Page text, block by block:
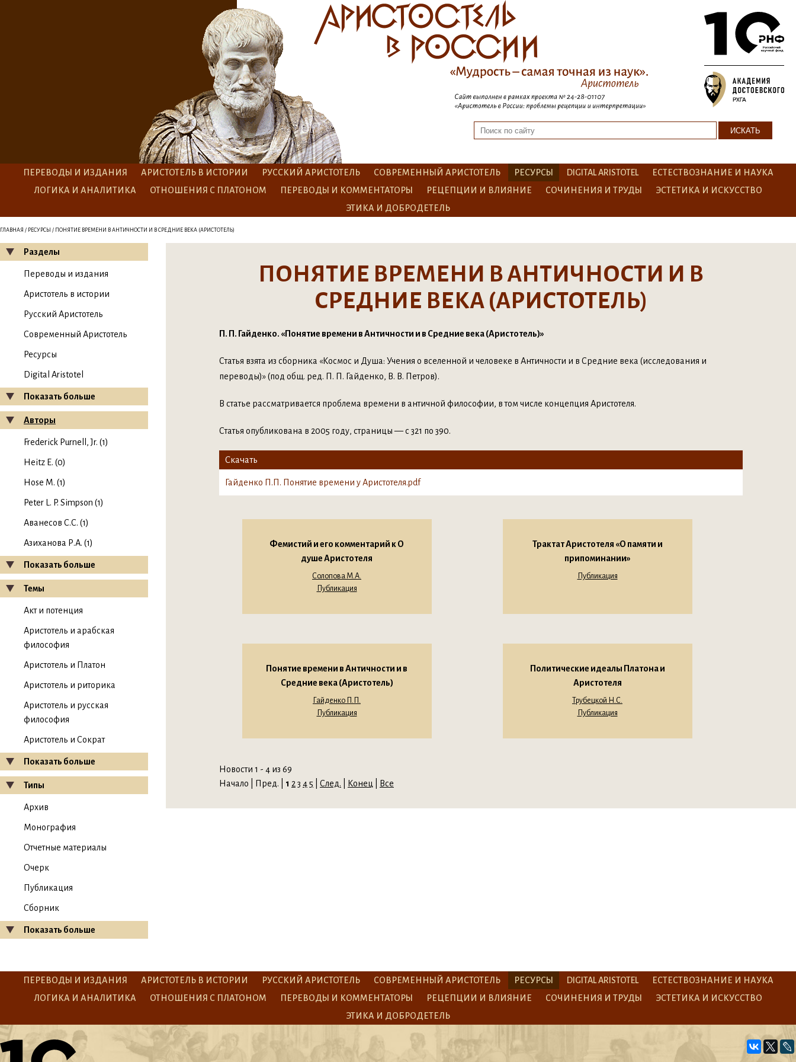
ПЕРЕВОДЫ И ИЗДАНИЯ АРИСТОТЕЛЬ В ИСТОРИИ РУССКИЙ АРИСТОТЕЛЬ СОВРЕМЕННЫЙ АРИСТОТЕЛЬ РЕСУРСЫ DIGITAL ARISTOTEL
ЕСТЕСТВОЗНАНИЕ И НАУКА
ЛОГИКА И АНАЛИТИКА
ОТНОШЕНИЯ С ПЛАТОНОМ ПЕРЕВОДЫ И КОММЕНТАТОРЫ РЕЦЕПЦИИ И ВЛИЯНИЕ СОЧИНЕНИЯ И ТРУДЫ
ЭСТЕТИКА И ИСКУССТВО
ЭТИКА И ДОБРОДЕТЕЛЬ
ГЛАВНАЯ / РЕСУРСЫ / ПОНЯТИЕ ВРЕМЕНИ В АНТИЧНОСТИ И В СРЕДНИЕ ВЕКА (АРИСТОТЕЛЬ)
Разделы
Переводы и издания
Аристотель в истории
Русский Аристотель
Современный Аристотель
Ресурсы
Digital Aristotel
Показать больше
Авторы
Frederick Purnell, Jr. (1)
Heitz E. (0)
Hose M. (1)
Peter L. P. Simpson (1)
Аванесов С.С. (1)
Азиханова Р.А. (1)
Показать больше
Темы
Акт и потенция
Аристотель и арабская
философия
Аристотель и Платон
Аристотель и риторика
Аристотель и русская
философия
Аристотель и Сократ
Показать больше
Типы
Архив
Монография
Отчетные материалы
Очерк
Публикация
Сборник
Показать больше
ПОНЯТИЕ ВРЕМЕНИ В АНТИЧНОСТИ И В
СРЕДНИЕ ВЕКА (АРИСТОТЕЛЬ)
П. П. Гайденко. «Понятие времени в Античности и в Средние века (Аристотель)»
Статья взята из сборника «Космос и Душа: Учения о вселенной и человеке в Античности и в Средние века (исследования и
переводы)» (под общ. ред. П. П. Гайденко, В. В. Петров).
В статье рассматривается проблема времени в античной философии, в том числе концепция Аристотеля.
Статья опубликована в 2005 году, страницы — с 321 по 390.
Скачать
Гайденко П.П. Понятие времени у Аристотеля.pdf
Фемистий и его комментарий к О
душе Аристотеля
Солопова М.А.
Публикация
Трактат Аристотеля «О памяти и
припоминании»
Публикация
Понятие времени в Античности и в
Средние века (Аристотель)
Гайденко П.П.
Публикация
Политические идеалы Платона и
Аристотеля
Трубецкой Н.С.
Публикация
Новости 1 - 4 из 69
Начало | Пред. | 1 2 3 45 След. Конец Все
ПЕРЕВОДЫ И ИЗДАНИЯ АРИСТОТЕЛЬ В ИСТОРИИ РУССКИЙ АРИСТОТЕЛЬ СОВРЕМЕННЫЙ АРИСТОТЕЛЬ РЕСУРСЫ DIGITAL ARISTOTEL
ЕСТЕСТВОЗНАНИЕ И НАУКА
ЛОГИКА И АНАЛИТИКА
ОТНОШЕНИЯ С ПЛАТОНОМ ПЕРЕВОДЫ И КОММЕНТАТОРЫ РЕЦЕПЦИИ И ВЛИЯНИЕ СОЧИНЕНИЯ И ТРУДЫ
ЭСТЕТИКА И ИСКУССТВО
ЭТИКА И ДОБРОДЕТЕЛЬ